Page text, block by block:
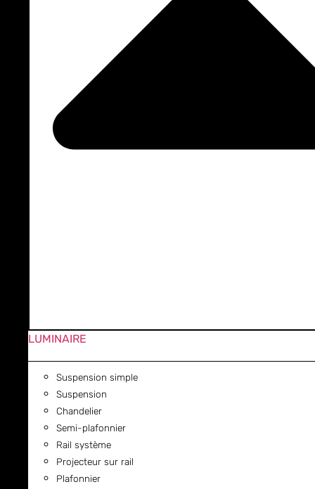
LUMINAIRE
Suspension simple
Suspension
Chandelier
Semi-plafonnier
Rail système
Projecteur sur rail
Plafonnier